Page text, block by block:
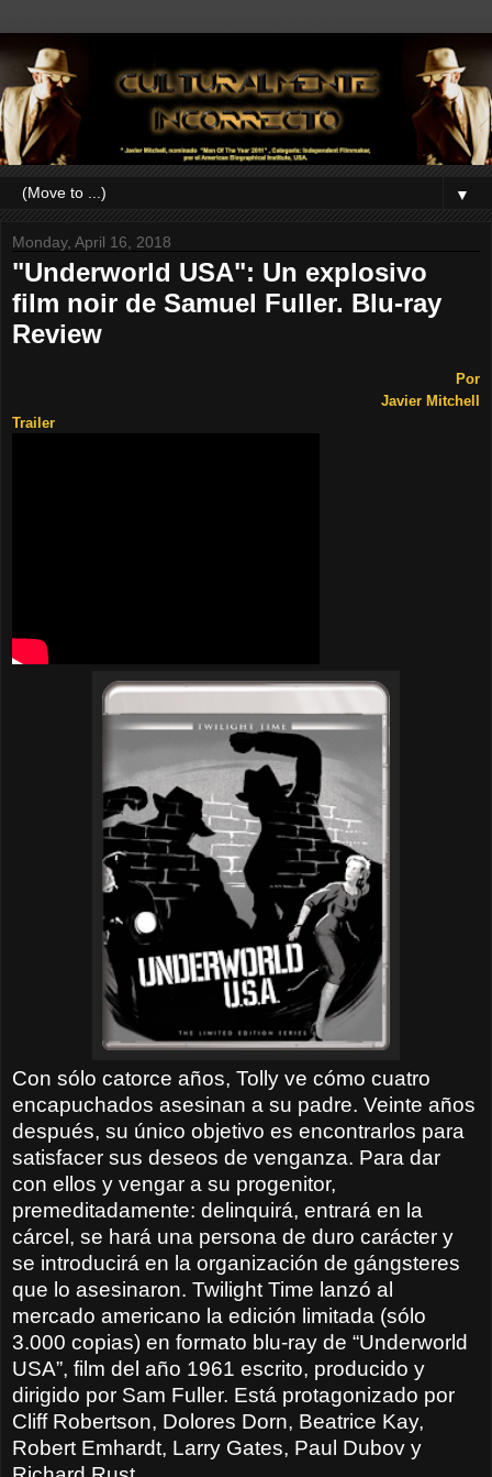
▼
Monday, April 16, 2018
"Underworld USA": Un explosivo
film noir de Samuel Fuller. Blu-ray
Review
Por
Javier Mitchell
Trailer
Con sólo catorce años, Tolly ve cómo cuatro
encapuchados asesinan a su padre. Veinte años
después, su único objetivo es encontrarlos para
satisfacer sus deseos de venganza. Para dar
con ellos y vengar a su progenitor,
premeditadamente: delinquirá, entrará en la
cárcel, se hará una persona de duro carácter y
se introducirá en la organización de gángsteres
que lo asesinaron. Twilight Time lanzó al
mercado americano la edición limitada (sólo
3.000 copias) en formato blu-ray de “Underworld
USA”, film del año 1961 escrito, producido y
dirigido por Sam Fuller. Está protagonizado por
Cliff Robertson, Dolores Dorn, Beatrice Kay,
Robert Emhardt, Larry Gates, Paul Dubov y